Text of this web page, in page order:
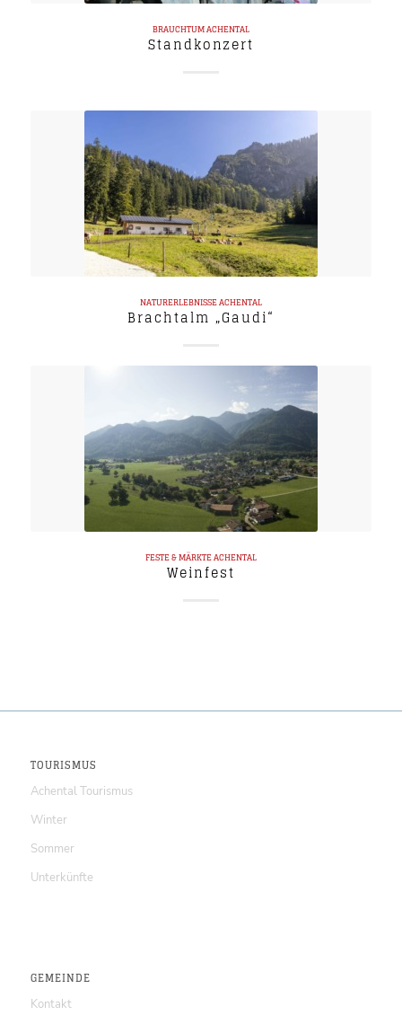
BRAUCHTUMACHENTAL
Standkonzert
NATURERLEBNISSEACHENTAL
Brachtalm „Gaudi“
FESTE & MÄRKTEACHENTAL
Weinfest
TOURISMUS
Achental Tourismus
Winter
Sommer
Unterkünfte
GEMEINDE
Kontakt